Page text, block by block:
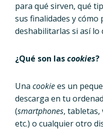
para qué sirven, qué
sus finalidades y
deshabilitarlas si así lo
¿Qué son lascookies?
Una cookiees un
descarga en tu
(smartphones,
etc.) o cualquier otro